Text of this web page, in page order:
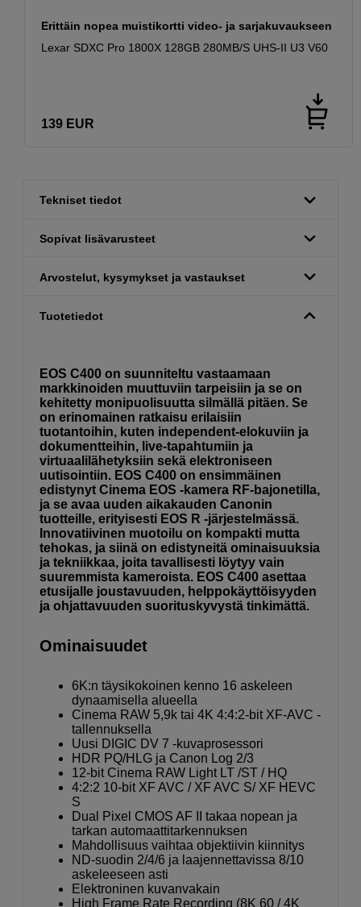
Erittäin nopea muistikortti video- ja sarjakuvaukseen
Lexar SDXC Pro 1800X 128GB 280MB/S UHS-II U3 V60
139 EUR
Tekniset tiedot
Sopivat lisävarusteet
Arvostelut, kysymykset ja vastaukset
Tuotetiedot
EOS C400 on suunniteltu vastaamaan
markkinoiden muuttuviin tarpeisiin ja se on
kehitetty monipuolisuutta silmällä pitäen. Se
on erinomainen ratkaisu erilaisiin
tuotantoihin, kuten independent-elokuviin ja
dokumentteihin, live-tapahtumiin ja
virtuaalilähetyksiin sekä elektroniseen
uutisointiin. EOS C400 on ensimmäinen
edistynyt Cinema EOS -kamera RF-bajonetilla,
ja se avaa uuden aikakauden Canonin
tuotteille, erityisesti EOS R -järjestelmässä.
Innovatiivinen muotoilu on kompakti mutta
tehokas, ja siinä on edistyneitä ominaisuuksia
ja tekniikkaa, joita tavallisesti löytyy vain
suuremmista kameroista. EOS C400 asettaa
etusijalle joustavuuden, helppokäyttöisyyden
ja ohjattavuuden suorituskyvystä tinkimättä.
Ominaisuudet
6K:n täysikokoinen kenno 16 askeleen
dynaamisella alueella
Cinema RAW 5,9k tai 4K 4:4:2-bit XF-AVC -
tallennuksella
Uusi DIGIC DV 7 -kuvaprosessori
HDR PQ/HLG ja Canon Log 2/3
12-bit Cinema RAW Light LT /ST / HQ
4:2:2 10-bit XF AVC / XF AVC S/ XF HEVC
S
Dual Pixel CMOS AF II takaa nopean ja
tarkan automaattitarkennuksen
Mahdollisuus vaihtaa objektiivin kiinnitys
ND-suodin 2/4/6 ja laajennettavissa 8/10
askeleeseen asti
Elektroninen kuvanvakain
High Frame Rate Recording (8K 60 / 4K